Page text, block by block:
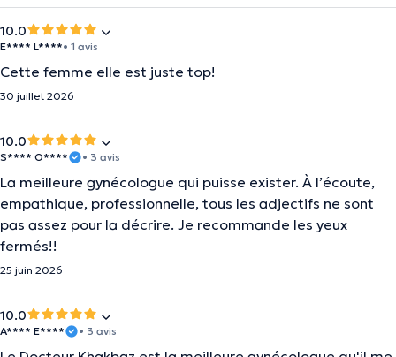
10.0
E**** L****• 1 avis
Cette femme elle est juste top!
30 juillet 2026
10.0
S**** O**** • 3 avis
La meilleure gynécologue qui puisse exister. À l’écoute,
empathique, professionnelle, tous les adjectifs ne sont
pas assez pour la décrire. Je recommande les yeux
fermés!!
25 juin 2026
10.0
A**** E**** • 3 avis